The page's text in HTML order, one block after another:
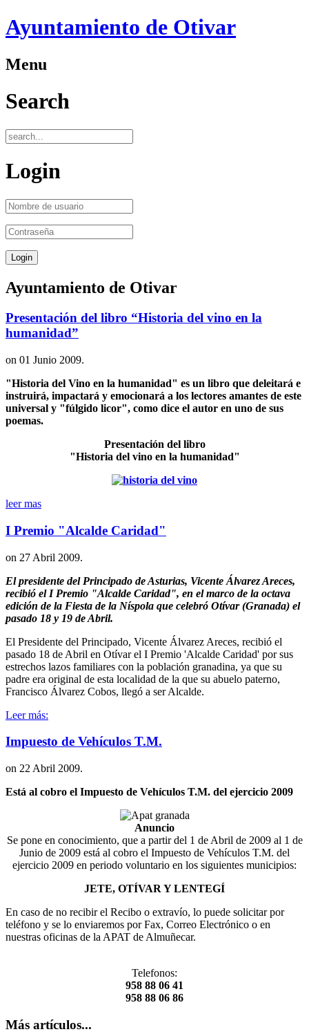
Ayuntamiento de Otivar
Menu
Search
Login
Ayuntamiento de Otivar
Presentación del libro “Historia del vino en la
humanidad”
on 01 Junio 2009.
"Historia del Vino en la humanidad" es un libro que deleitará e
instruirá, impactará y emocionará a los lectores amantes de este
universal y "fúlgido licor", como dice el autor en uno de sus
poemas.
Presentación del libro
"Historia del vino en la humanidad"
leer mas
I Premio "Alcalde Caridad"
on 27 Abril 2009.
El presidente del Principado de Asturias, Vicente Álvarez Areces,
recibió el I Premio "Alcalde Caridad", en el marco de la octava
edición de la Fiesta de la Níspola que celebró Otívar (Granada) el
pasado 18 y 19 de Abril.
El Presidente del Principado, Vicente Álvarez Areces, recibió el
pasado 18 de Abril en Otívar el I Premio 'Alcalde Caridad' por sus
estrechos lazos familiares con la población granadina, ya que su
padre era original de esta localidad de la que su abuelo paterno,
Francisco Álvarez Cobos, llegó a ser Alcalde.
Leer más:
Impuesto de Vehículos T.M.
on 22 Abril 2009.
Está al cobro el Impuesto de Vehículos T.M. del ejercicio 2009
Anuncio
Se pone en conocimiento, que a partir del 1 de Abril de 2009 al 1 de
Junio de 2009 está al cobro el Impuesto de Vehículos T.M. del
ejercicio 2009 en periodo voluntario en los siguientes municipios:
JETE, OTÍVAR Y LENTEGÍ
En caso de no recibir el Recibo o extravío, lo puede solicitar por
teléfono y se lo enviaremos por Fax, Correo Electrónico o en
nuestras oficinas de la APAT de Almuñecar.
Telefonos:
958 88 06 41
958 88 06 86
Más artículos...